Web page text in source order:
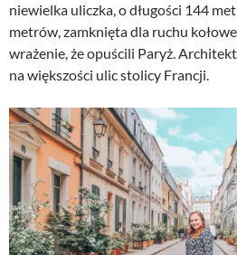
niewielka uliczka, o długości 144
metrów, zamknięta dla ruchu
wrażenie, że opuścili Paryż.
na większości ulic stolicy Francji.